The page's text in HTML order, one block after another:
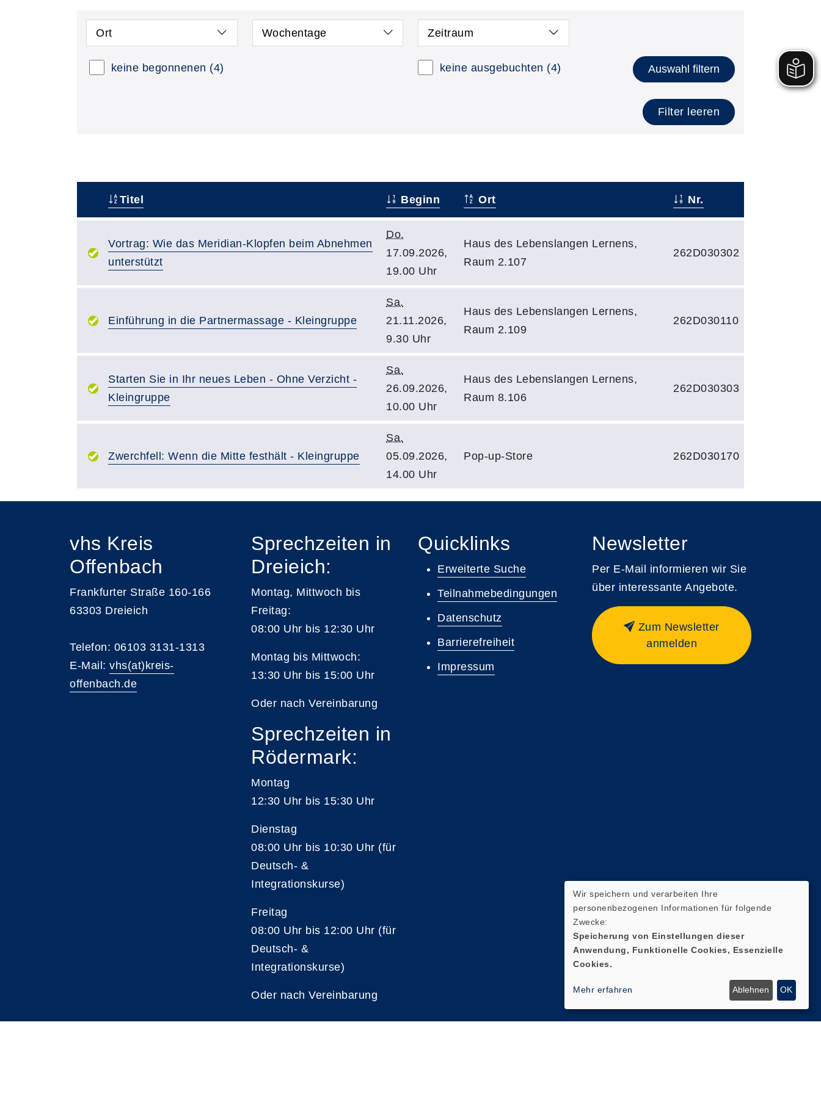
Ort Wochentage Zeitraum
keine begonnenen (4) keine ausgebuchten (4) Auswahl filtern
Filter leeren
Titel Beginn Ort Nr.
Vortrag: Wie das Meridian-Klopfen beim Abnehmen
unterstützt
Do.
17.09.2026,
19.00 Uhr
Haus des Lebenslangen Lernens,
Raum 2.107
262D030302
Einführung in die Partnermassage - Kleingruppe
Sa.
21.11.2026,
9.30 Uhr
Haus des Lebenslangen Lernens,
Raum 2.109
262D030110
Starten Sie in Ihr neues Leben - Ohne Verzicht -
Kleingruppe
Sa.
26.09.2026,
10.00 Uhr
Haus des Lebenslangen Lernens,
Raum 8.106
262D030303
Zwerchfell: Wenn die Mitte festhält - Kleingruppe
Sa.
05.09.2026,
14.00 Uhr
Pop-up-Store 262D030170
vhs Kreis
Offenbach
Frankfurter Straße 160-166
63303 Dreieich
Telefon: 06103 3131-1313
E-Mail: vhs(at)kreis-
offenbach.de
Sprechzeiten in
Dreieich:
Montag, Mittwoch bis
Freitag:
08:00 Uhr bis 12:30 Uhr
Montag bis Mittwoch:
13:30 Uhr bis 15:00 Uhr
Oder nach Vereinbarung
Sprechzeiten in
Rödermark:
Montag
12:30 Uhr bis 15:30 Uhr
Dienstag
08:00 Uhr bis 10:30 Uhr (für
Deutsch- &
Integrationskurse)
Freitag
08:00 Uhr bis 12:00 Uhr (für
Deutsch- &
Integrationskurse)
Oder nach Vereinbarung
Quicklinks
Erweiterte Suche
Teilnahmebedingungen
Datenschutz
Barrierefreiheit
Impressum
Newsletter
Per E-Mail informieren wir Sie
über interessante Angebote.
Zum Newsletter
anmelden
Wir speichern und verarbeiten Ihre
personenbezogenen Informationen für folgende
Zwecke:
Speicherung von Einstellungen dieser
Anwendung, Funktionelle Cookies, Essenzielle
Cookies.
Mehr erfahren Ablehnen OK